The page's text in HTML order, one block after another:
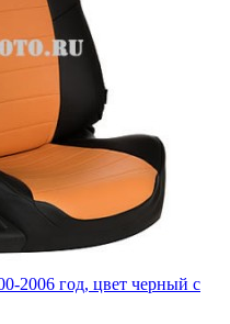
2006 год, цвет черный с